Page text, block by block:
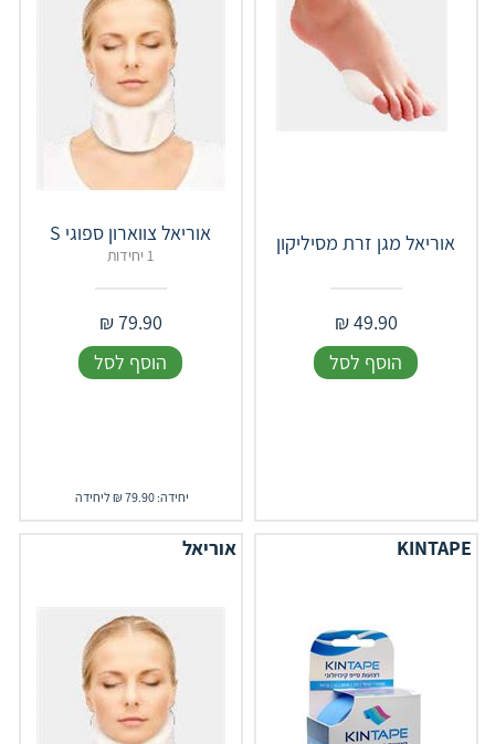
אוריאל מגן זרת מסיליקון
49.90
₪
הוסף לסל
אוריאל צווארון ספוגי S
1 יחידות
79.90
₪
הוסף לסל
יחידה: 79.90 ₪ ליחידה
KINTAPE אוריאל